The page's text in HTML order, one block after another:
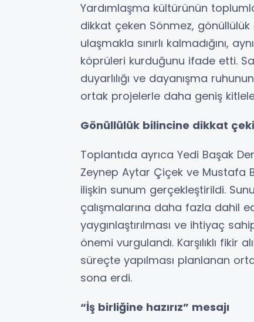
Yardımlaşma kültürünün
dikkat çeken Sönmez, gönüllülük
ulaşmakla sınırlı kalmadığını,
köprüleri kurduğunu ifade etti.
duyarlılığı ve dayanışma
ortak projelerle daha geniş
Gönüllülük bilincine dikkat
Toplantıda ayrıca Yedi Başak
Zeynep Aytar Çiçek ve Mustafa
ilişkin sunum gerçekleştirildi.
çalışmalarına daha fazla dahil
yaygınlaştırılması ve ihtiyaç
önemi vurgulandı. Karşılıklı
süreçte yapılması planlanan
sona erdi.
“İş birliğine hazırız” mesajı